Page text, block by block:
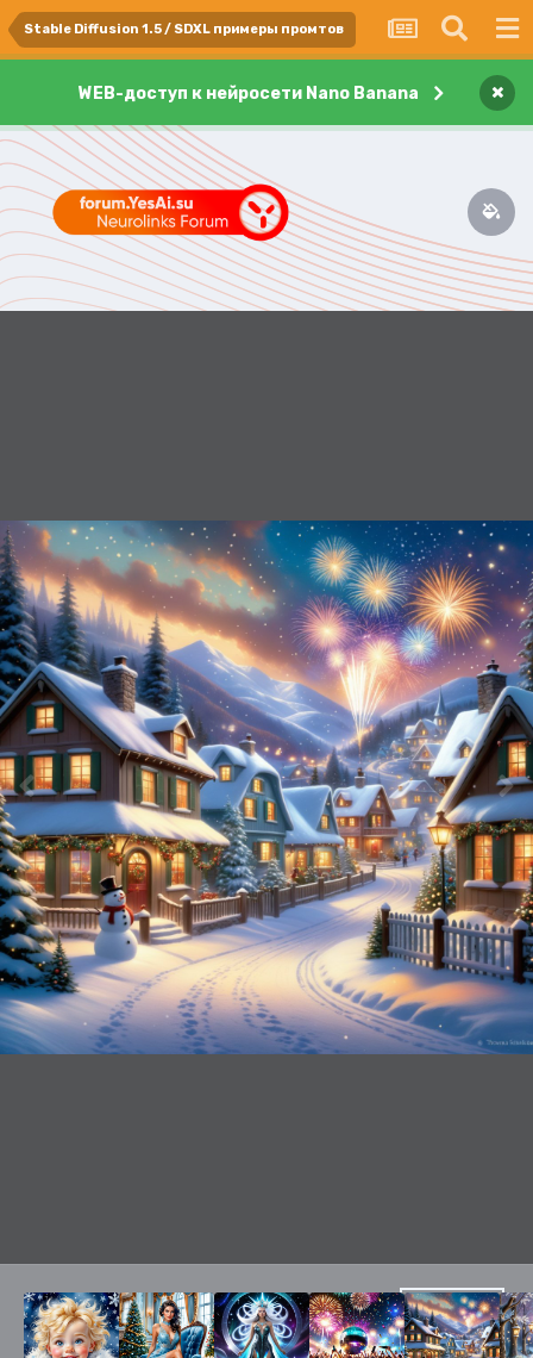
Stable Diffusion 1.5 / SDXL примеры промтов
WEB-доступ к нейросети Nano Banana ×